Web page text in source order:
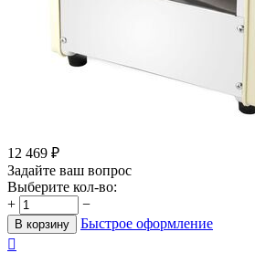
12 469 ₽
Задайте ваш вопрос
Выберите кол-во:
+
−
В корзину
Быстрое оформление
